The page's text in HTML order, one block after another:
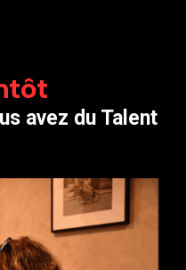
avez du Talent